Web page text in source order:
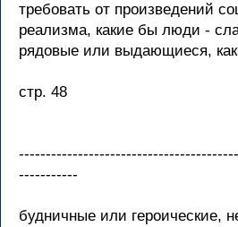
требовать от произведений
реализма, какие бы люди -
рядовые или выдающиеся,
стр. 48
-----------
будничные или героические,